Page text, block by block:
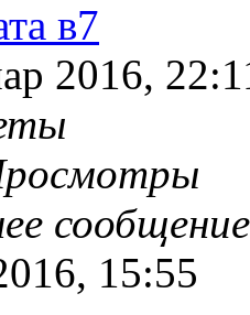
в7
2016,
15:55